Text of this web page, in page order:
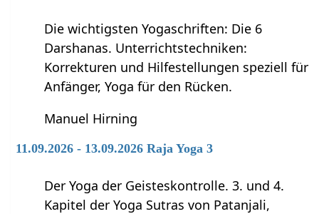
Die wichtigsten Yogaschriften: Die 6
Darshanas. Unterrichtstechniken:
Korrekturen und Hilfestellungen speziell für
Anfänger, Yoga für den Rücken.
Manuel Hirning
11.09.2026 - 13.09.2026 Raja Yoga 3
Der Yoga der Geisteskontrolle. 3. und 4.
Kapitel der Yoga Sutras von Patanjali,